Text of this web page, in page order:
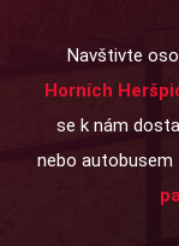
Navštivte
Horních
se k nám
nebo autobusem